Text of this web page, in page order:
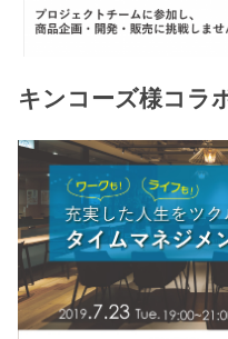
キンコーズ様コラ